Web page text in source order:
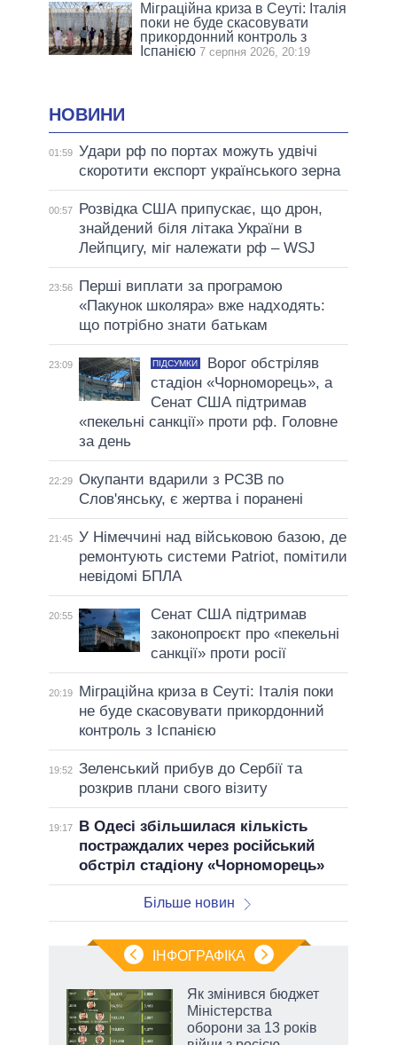
Міграційна криза в Сеуті: Італія
поки не буде скасовувати
прикордонний контроль з
Іспанією 7 серпня 2026, 20:19
НОВИНИ
01:59 Удари рф по портах можуть удвічі
скоротити експорт українського зерна
00:57
Розвідка США припускає, що дрон,
знайдений біля літака України в
Лейпцигу, міг належати рф – WSJ
23:56
Перші виплати за програмою
«Пакунок школяра» вже надходять:
що потрібно знати батькам
23:09 ПІДСУМКИ
Ворог обстріляв
стадіон «Чорноморець», а
Сенат США підтримав
«пекельні санкції» проти рф. Головне
за день
22:29 Окупанти вдарили з РСЗВ по
Слов'янську, є жертва і поранені
21:45 У Німеччині над військовою базою, де
ремонтують системи Patriot, помітили
невідомі БПЛА
20:55
Сенат США підтримав
законопроєкт про «пекельні
санкції» проти росії
20:19
Міграційна криза в Сеуті: Італія поки
не буде скасовувати прикордонний
контроль з Іспанією
19:52 Зеленський прибув до Сербії та
розкрив плани свого візиту
19:17
В Одесі збільшилася кількість
постраждалих через російський
обстріл стадіону «Чорноморець»
Більше новин
ІНФОГРАФІКА
Як змінився бюджет
Міністерства
оборони за 13 років